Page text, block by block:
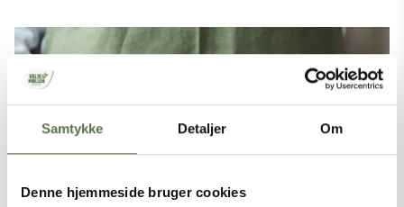
Samtykke Detaljer Om
Denne hjemmeside bruger cookies